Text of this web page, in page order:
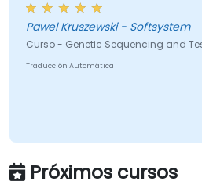
Pawel Kruszewski - Softsystem
Curso - Genetic Sequencing and
Traducción Automática
Próximos cursos